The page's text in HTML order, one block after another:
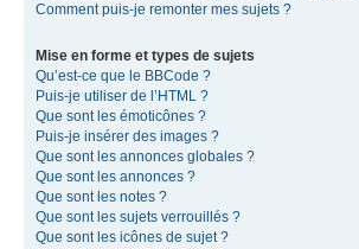
Comment puis-je remonter mes sujets ?
Mise en forme et types de sujets
Qu’est-ce que le BBCode ?
Puis-je utiliser de l’HTML ?
Que sont les émoticônes ?
Puis-je insérer des images ?
Que sont les annonces globales ?
Que sont les annonces ?
Que sont les notes ?
Que sont les sujets verrouillés ?
Que sont les icônes de sujet ?